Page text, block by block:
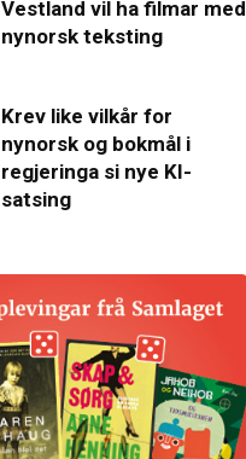
Vestland vil ha filmar med
nynorsk teksting
Krev like vilkår for
nynorsk og bokmål i
regjeringa si nye KI-
satsing